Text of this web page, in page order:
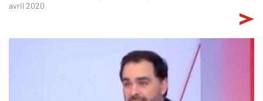
avril 2020